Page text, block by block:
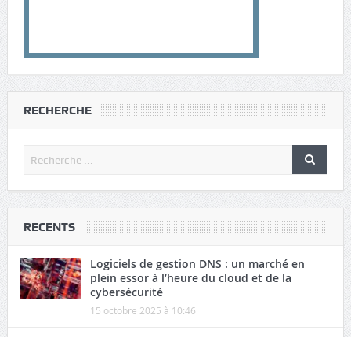
RECHERCHE
RECENTS
Logiciels de gestion DNS : un marché en
plein essor à l’heure du cloud et de la
cybersécurité
15 octobre 2025 à 10:46